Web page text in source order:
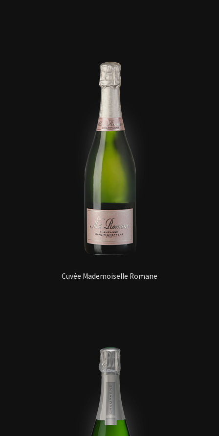
Cuvée Mademoiselle Romane